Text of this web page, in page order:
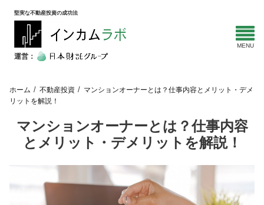
堅実な不動産投資の成功法
運営：
ホーム 不動産投資
マンションオーナーとは？仕事内容とメリット・デメ
リットを解説！
マンションオーナーとは？仕事内容
とメリット・デメリットを解説！